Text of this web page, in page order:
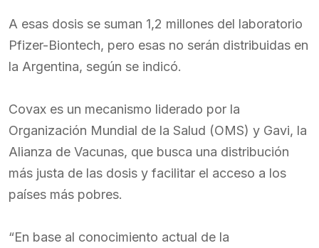
A esas dosis se suman 1,2 millones del laboratorio
Pfizer-Biontech, pero esas no serán distribuidas en
la Argentina, según se indicó.
Covax es un mecanismo liderado por la
Organización Mundial de la Salud (OMS) y Gavi, la
Alianza de Vacunas, que busca una distribución
más justa de las dosis y facilitar el acceso a los
países más pobres.
“En base al conocimiento actual de la